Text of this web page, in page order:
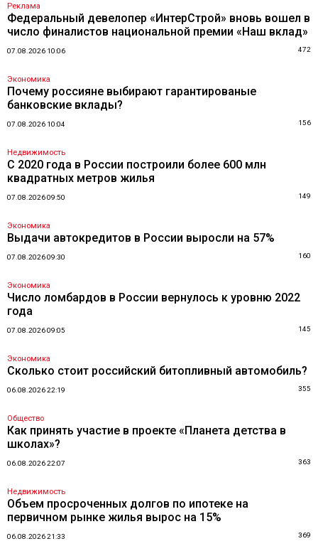
Реклама
Федеральный девелопер «ИнтерСтрой» вновь вошел в
число финалистов национальной премии «Наш вклад»
07.08.2026 10:06 472
Экономика
Почему россияне выбирают гарантированые
банковские вклады?
07.08.2026 10:04 156
Недвижимость
С 2020 года в России построили более 600 млн
квадратных метров жилья
07.08.2026 09:50 149
Экономика
Выдачи автокредитов в России выросли на 57%
07.08.2026 09:30 160
Экономика
Число ломбардов в России вернулось к уровню 2022
года
07.08.2026 09:05 145
Экономика
Сколько стоит российский битопливный автомобиль?
06.08.2026 22:19 355
Общество
Как принять участие в проекте «Планета детства в
школах»?
06.08.2026 22:07 363
Недвижимость
Объем просроченных долгов по ипотеке на
первичном рынке жилья вырос на 15%
06.08.2026 21:33 369